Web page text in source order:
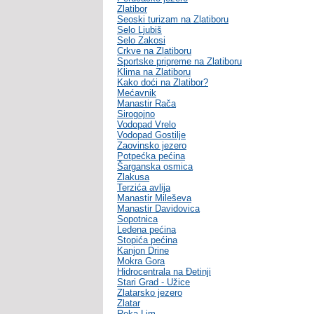
Zlatibor
Seoski turizam na Zlatiboru
Selo Ljubiš
Selo Zakosi
Crkve na Zlatiboru
Sportske pripreme na Zlatiboru
Klima na Zlatiboru
Kako doći na Zlatibor?
Mećavnik
Manastir Rača
Sirogojno
Vodopad Vrelo
Vodopad Gostilje
Zaovinsko jezero
Potpećka pećina
Šarganska osmica
Zlakusa
Terzića avlija
Manastir Mileševa
Manastir Davidovica
Sopotnica
Ledena pećina
Stopića pećina
Kanjon Drine
Mokra Gora
Hidrocentrala na Đetinji
Stari Grad - Užice
Zlatarsko jezero
Zlatar